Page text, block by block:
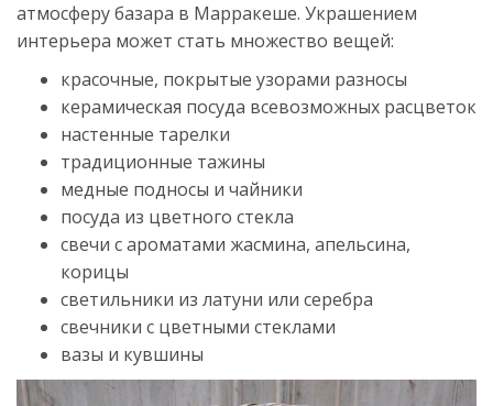
атмосферу базара в Марракеше. Украшением
интерьера может стать множество вещей:
красочные, покрытые узорами разносы
керамическая посуда всевозможных расцветок
настенные тарелки
традиционные тажины
медные подносы и чайники
посуда из цветного стекла
свечи с ароматами жасмина, апельсина,
корицы
светильники из латуни или серебра
свечники с цветными стеклами
вазы и кувшины